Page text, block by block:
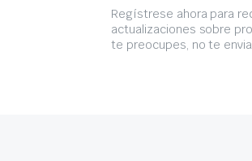
Regístrese ahora para
actualizaciones sobre
te preocupes, no te